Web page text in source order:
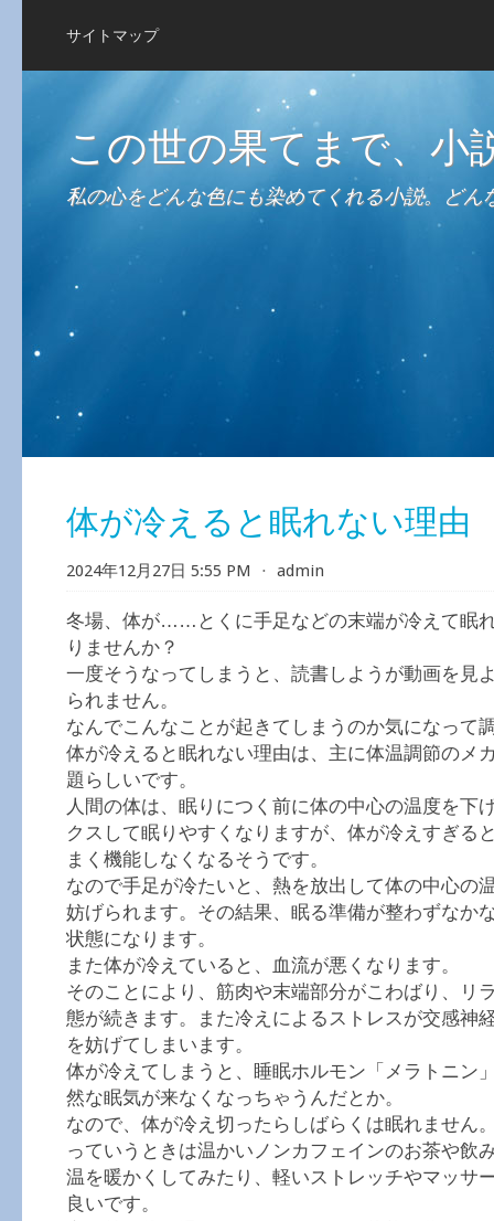
サイトマップ
この世の果てまで、小
私の心をどんな色にも染めてくれる小説。ど
体が冷えると眠れない理由
2024年12月27日 5:55 PM ⋅ admin
冬場、体が……とくに手足などの末端が冷えて眠
りませんか？
一度そうなってしまうと、読書しようが動画を見
られません。
なんでこんなことが起きてしまうのか気になって
体が冷えると眠れない理由は、主に体温調節のメ
題らしいです。
人間の体は、眠りにつく前に体の中心の温度を下
クスして眠りやすくなりますが、体が冷えすぎる
まく機能しなくなるそうです。
なので手足が冷たいと、熱を放出して体の中心の
妨げられます。その結果、眠る準備が整わずなか
状態になります。
また体が冷えていると、血流が悪くなります。
そのことにより、筋肉や末端部分がこわばり、リ
態が続きます。また冷えによるストレスが交感神
を妨げてしまいます。
体が冷えてしまうと、睡眠ホルモン「メラトニン
然な眠気が来なくなっちゃうんだとか。
なので、体が冷え切ったらしばらくは眠れません
っていうときは温かいノンカフェインのお茶や飲
温を暖かくしてみたり、軽いストレッチやマッサ
良いです。